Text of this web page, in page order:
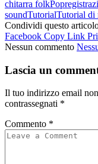
chitarra folkPop
soundTutorialTutorial di
Condividi questo
Facebook Copy Link
Nessun commento
Lascia un
Il tuo indirizzo email
contrassegnati *
Commento *